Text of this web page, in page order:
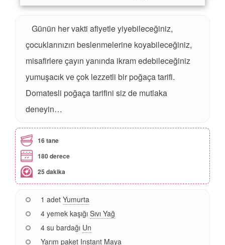
Günün her vakti afiyetle yiyebileceğiniz,
çocuklarınızın beslenmelerine koyabileceğiniz,
misafirlere çayın yanında ikram edebileceğiniz
yumuşacık ve çok lezzetli bir poğaça tarifi.
Domatesli poğaça tarifini siz de mutlaka
deneyin…
16 tane
180 derece
25 dakika
1 adet Yumurta
4 yemek kaşığı Sıvı Yağ
4 su bardağı Un
Yarım paket Instant Maya